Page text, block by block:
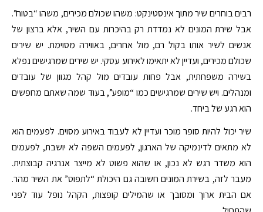
רבים בוחרים שיר מתוך אינסטינקט: משהו שכולם מכירים, משהו “בטוח”.
אבל שירת המונים לא נמדדת רק בהיכרות עם השיר, אלא ברצון של
אנשים לשיר אותו בקול רם, מול אחרים, באווירה מסוימת. יש שירים
שכולם מכירים, ועדיין לא יתאימו לאירוע עסקי. יש שירים שמרגישים נפלא
בשירה משפחתית, אבל פחות עובדים מול קהל מגוון של עובדים
ומנהלים. ויש שירים שמרגישים כמו “מופע”, בעוד שמה שאתם מחפשים
הוא רגע של ביחד.
שיר יכול להיות סופר מוכר ועדיין לא לעבוד באירוע מסוים. לפעמים הוא
לא מתאים לדינמיקה של הארגון, לפעמים השפה לא יושבת, לפעמים
הוא משדר רגש לא נכון, או שהוא פשוט לא מייצר אנרגיה קבוצתית.
מעבר לזה, בשירת המונים חשובה גם היכולת “לתפוס” את השיר מהר.
אם הבית ארוך ומסובך או שהמילים קופצות, הקהל נופל עוד לפני